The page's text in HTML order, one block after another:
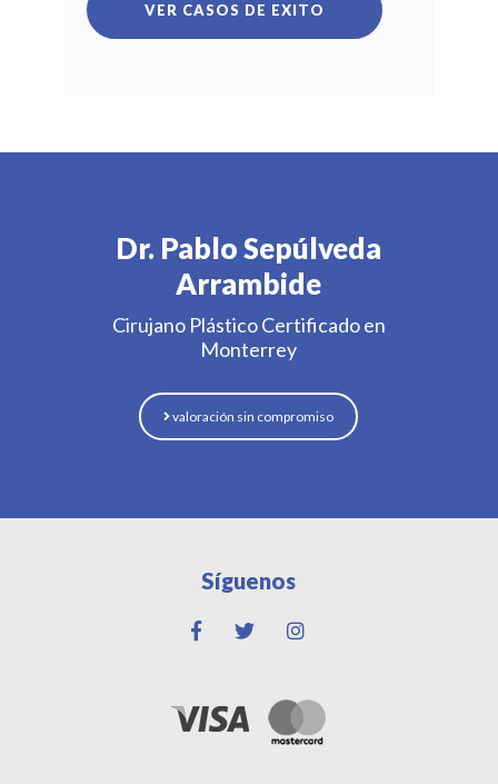
VER CASOS DE EXITO
Dr. Pablo Sepúlveda
Arrambide
Cirujano Plástico Certificado en
Monterrey
valoración sin compromiso
Síguenos